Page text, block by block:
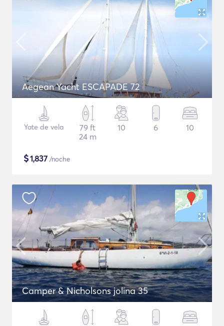
Aegean Yacht ESCAPADE 72
Yate de vela
79 ft
24 m
10 6 10
$1,837 /noche
Camper & Nicholsons jolina 35